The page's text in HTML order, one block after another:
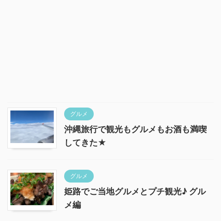
グルメ
沖縄旅行で観光もグルメもお酒も満喫
してきた★
グルメ
姫路でご当地グルメとプチ観光♪ グル
メ編